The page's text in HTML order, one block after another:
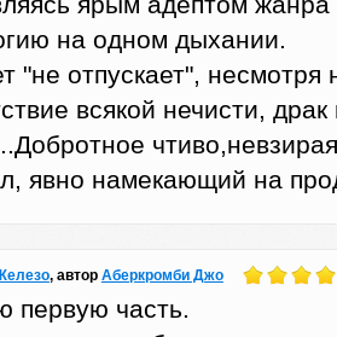
на одном дыхании.
"не отпускает", несмотря
всякой нечисти,
явно намекающий на
, автор Аберкромби Джо
первую часть.